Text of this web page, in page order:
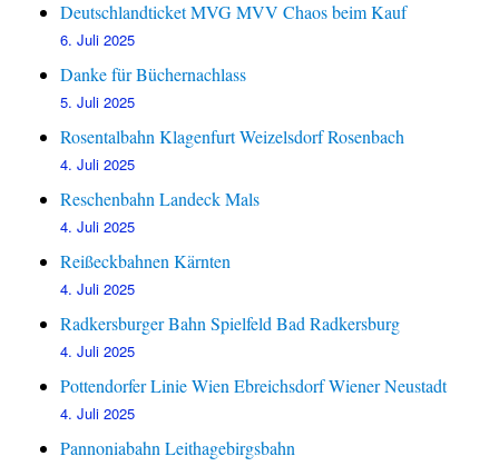
Deutschlandticket MVG MVV Chaos beim Kauf
6. Juli 2025
Danke für Büchernachlass
5. Juli 2025
Rosentalbahn Klagenfurt Weizelsdorf Rosenbach
4. Juli 2025
Reschenbahn Landeck Mals
4. Juli 2025
Reißeckbahnen Kärnten
4. Juli 2025
Radkersburger Bahn Spielfeld Bad Radkersburg
4. Juli 2025
Pottendorfer Linie Wien Ebreichsdorf Wiener Neustadt
4. Juli 2025
Pannoniabahn Leithagebirgsbahn